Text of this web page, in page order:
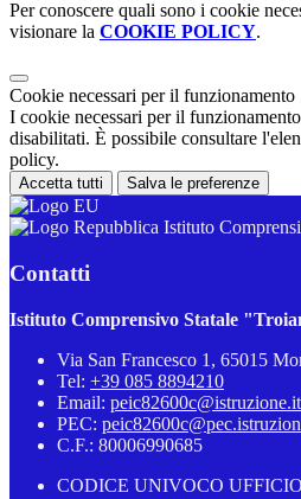
Per conoscere quali sono i cookie
visionare la COOKIE POLICY.
Cookie necessari per il funzionamento
I cookie necessari per il
disabilitati. È possibile consultare
policy.
Accetta tutti Salva le preferenze
Istituto
Contatti
Istituto Comprensivo Statale
Via San Francesco 1, 65015
Tel: +39 085 8894210
Email: peic82600c@istruzione.it
PEC:
C.F.: 80006990685
CODICE UNIVOCO